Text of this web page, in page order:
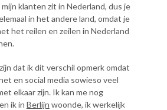
klanten zit in Nederland, dus je
in het andere land, omdat je
het reilen en zeilen in Nederland
dat ik dit verschil opmerk omdat
en social media sowieso veel
elkaar zijn. Ik kan me nog
ik in Berlijn woonde, ik werkelijk